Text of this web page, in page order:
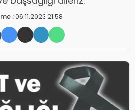
:06.11.2023 21:58